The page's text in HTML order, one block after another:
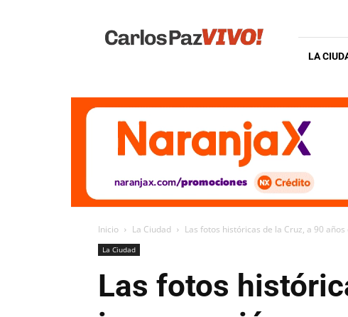
Vivo
LA
Inicio La Ciudad Las fotos históricas de la Cruz, a 90
La Ciudad
Las fotos